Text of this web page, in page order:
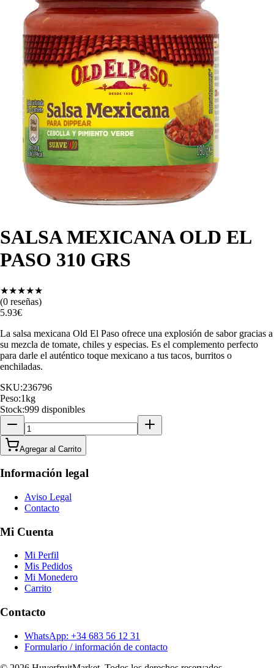
SALSA MEXICANA OLD EL
PASO 310 GRS
★★★★★
(0 reseñas)
5.93€
La salsa mexicana Old El Paso ofrece una explosión de sabor gracias a
su mezcla de tomate, chiles y especias. Es el complemento perfecto
para darle el auténtico toque mexicano a tus tacos, burritos o
enchiladas.
SKU:236796
Peso:1kg
Stock:999 disponibles
Agregar al Carrito
Información legal
Aviso Legal
Contacto
Mi Cuenta
Mi Perfil
Mis Pedidos
Mi Monedero
Carrito
Contacto
WhatsApp: +34 683 56 12 31
Formulario / información de contacto